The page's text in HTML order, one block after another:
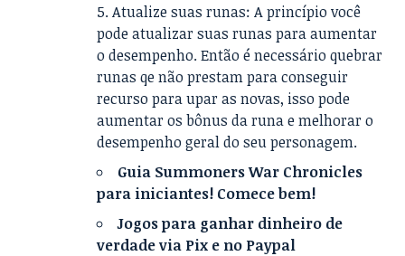
Atualize suas runas: A princípio você
pode atualizar suas runas para aumentar
o desempenho. Então é necessário quebrar
runas qe não prestam para conseguir
recurso para upar as novas, isso pode
aumentar os bônus da runa e melhorar o
desempenho geral do seu personagem.
Guia Summoners War Chronicles
para iniciantes! Comece bem!
Jogos para ganhar dinheiro de
verdade via Pix e no Paypal